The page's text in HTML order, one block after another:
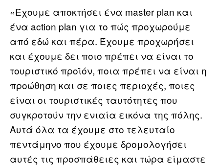
«Έχουμε αποκτήσει ένα master plan και
ένα action plan για το πώς προχωρούμε
από εδώ και πέρα. Έχουμε προχωρήσει
και έχουμε δει ποιο πρέπει να είναι το
τουριστικό προϊόν, ποια πρέπει να είναι η
προώθηση και σε ποιες περιοχές, ποιες
είναι οι τουριστικές ταυτότητες που
συγκροτούν την ενιαία εικόνα της πόλης.
Αυτά όλα τα έχουμε στο τελευταίο
πεντάμηνο που έχουμε δρομολογήσει
αυτές τις προσπάθειες και τώρα είμαστε